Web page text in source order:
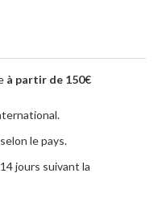
à partir de 150€
le pays.
jours suivant la